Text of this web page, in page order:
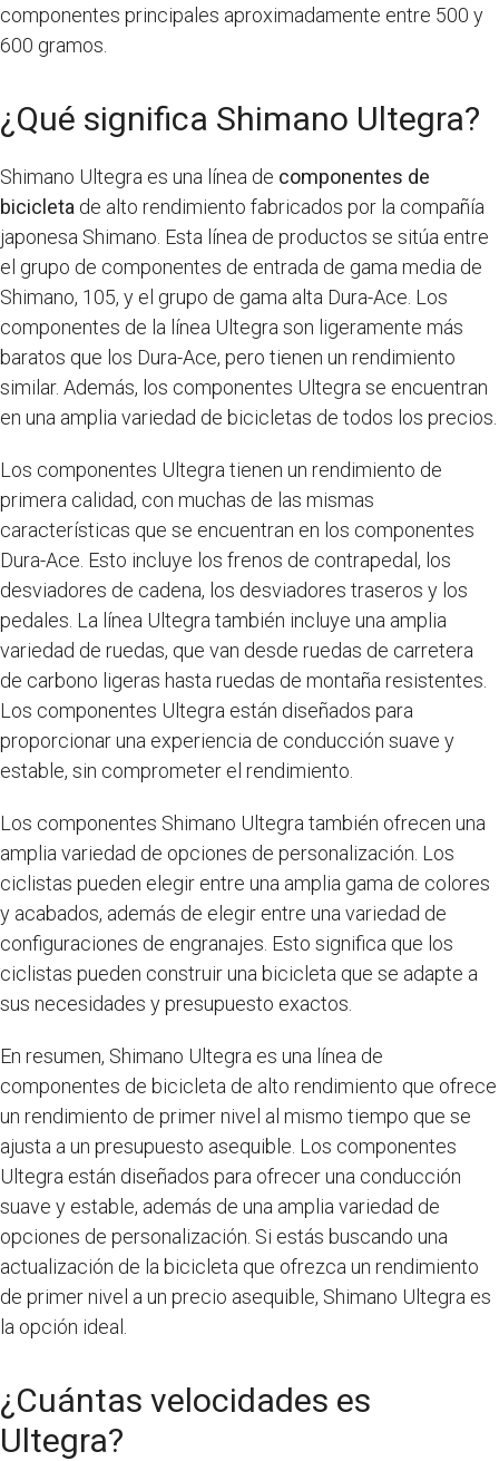
componentes principales aproximadamente entre 500 y
600 gramos.
¿Qué significa Shimano Ultegra?
Shimano Ultegra es una línea de componentes de
bicicleta de alto rendimiento fabricados por la compañía
japonesa Shimano. Esta línea de productos se sitúa entre
el grupo de componentes de entrada de gama media de
Shimano, 105, y el grupo de gama alta Dura-Ace. Los
componentes de la línea Ultegra son ligeramente más
baratos que los Dura-Ace, pero tienen un rendimiento
similar. Además, los componentes Ultegra se encuentran
en una amplia variedad de bicicletas de todos los precios.
Los componentes Ultegra tienen un rendimiento de
primera calidad, con muchas de las mismas
características que se encuentran en los componentes
Dura-Ace. Esto incluye los frenos de contrapedal, los
desviadores de cadena, los desviadores traseros y los
pedales. La línea Ultegra también incluye una amplia
variedad de ruedas, que van desde ruedas de carretera
de carbono ligeras hasta ruedas de montaña resistentes.
Los componentes Ultegra están diseñados para
proporcionar una experiencia de conducción suave y
estable, sin comprometer el rendimiento.
Los componentes Shimano Ultegra también ofrecen una
amplia variedad de opciones de personalización. Los
ciclistas pueden elegir entre una amplia gama de colores
y acabados, además de elegir entre una variedad de
configuraciones de engranajes. Esto significa que los
ciclistas pueden construir una bicicleta que se adapte a
sus necesidades y presupuesto exactos.
En resumen, Shimano Ultegra es una línea de
componentes de bicicleta de alto rendimiento que ofrece
un rendimiento de primer nivel al mismo tiempo que se
ajusta a un presupuesto asequible. Los componentes
Ultegra están diseñados para ofrecer una conducción
suave y estable, además de una amplia variedad de
opciones de personalización. Si estás buscando una
actualización de la bicicleta que ofrezca un rendimiento
de primer nivel a un precio asequible, Shimano Ultegra es
la opción ideal.
¿Cuántas velocidades es
Ultegra?